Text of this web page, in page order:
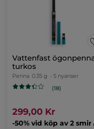
Vattenfast
turkos
Penna 0.35 g - 5 nyanser
(18)
299,00 Kr
-50% vid köp av 2